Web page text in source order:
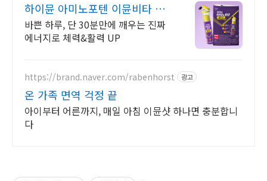
하이뮨 아미노포텐 이뮨비타 액
상으로 30분만에 빠른흡수
바쁜 하루, 단 30분만에 깨우는 진짜
에너지로 체력&활력 UP
https://brand.naver.com/rabenhorst 광고
온 가족 면역 걱정 끝
아이부터 어른까지, 매일 아침 이뮨샷 하나면 충분합니
다